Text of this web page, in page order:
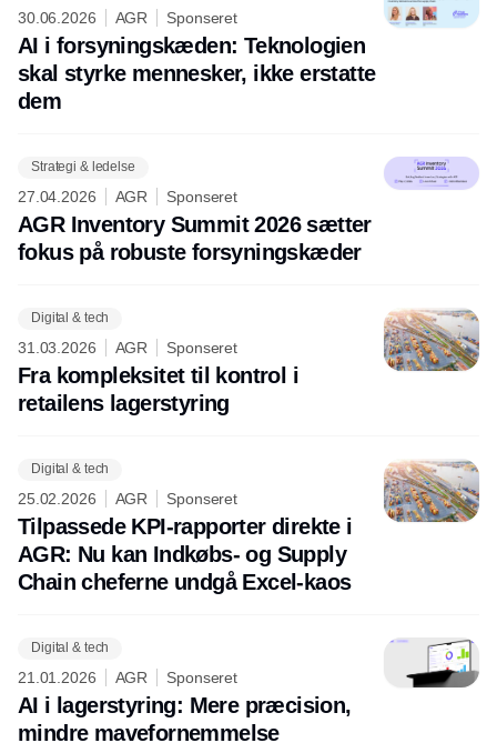
30.06.2026 AGR Sponseret
AI i forsyningskæden: Teknologien
skal styrke mennesker, ikke erstatte
dem
Strategi & ledelse
27.04.2026 AGR Sponseret
AGR Inventory Summit 2026 sætter
fokus på robuste forsyningskæder
Digital & tech
31.03.2026 AGR Sponseret
Fra kompleksitet til kontrol i
retailens lagerstyring
Digital & tech
25.02.2026 AGR Sponseret
Tilpassede KPI-rapporter direkte i
AGR: Nu kan Indkøbs- og Supply
Chain cheferne undgå Excel-kaos
Digital & tech
21.01.2026 AGR Sponseret
AI i lagerstyring: Mere præcision,
mindre mavefornemmelse